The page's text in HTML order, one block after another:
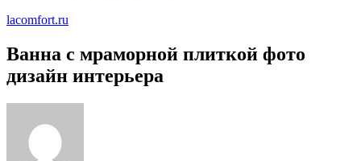
lacomfort.ru
Ванна с мраморной плиткой фото
дизайн интерьера